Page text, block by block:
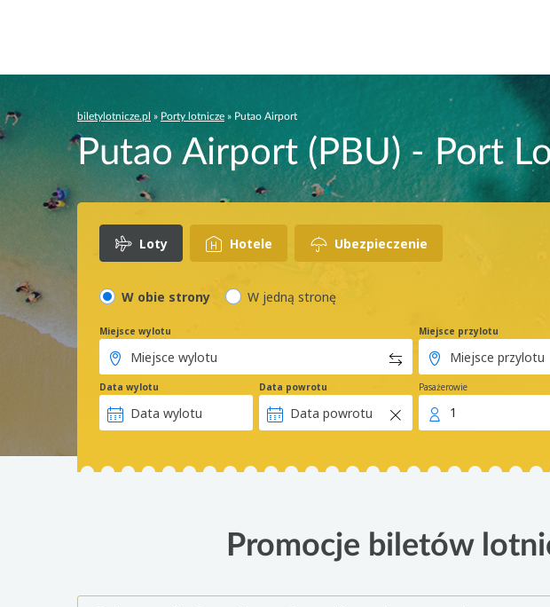
biletylotnicze.pl » Porty lotnicze » Putao Airport
Putao Airport (PBU) - Port
Loty Hotele Ubezpieczenie
W obie strony W jedną stronę
Miejsce wylotu Miejsce przylotu
Data wylotu Data powrotu Pasażerowie
1
Promocje biletów